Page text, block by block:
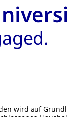
wird auf